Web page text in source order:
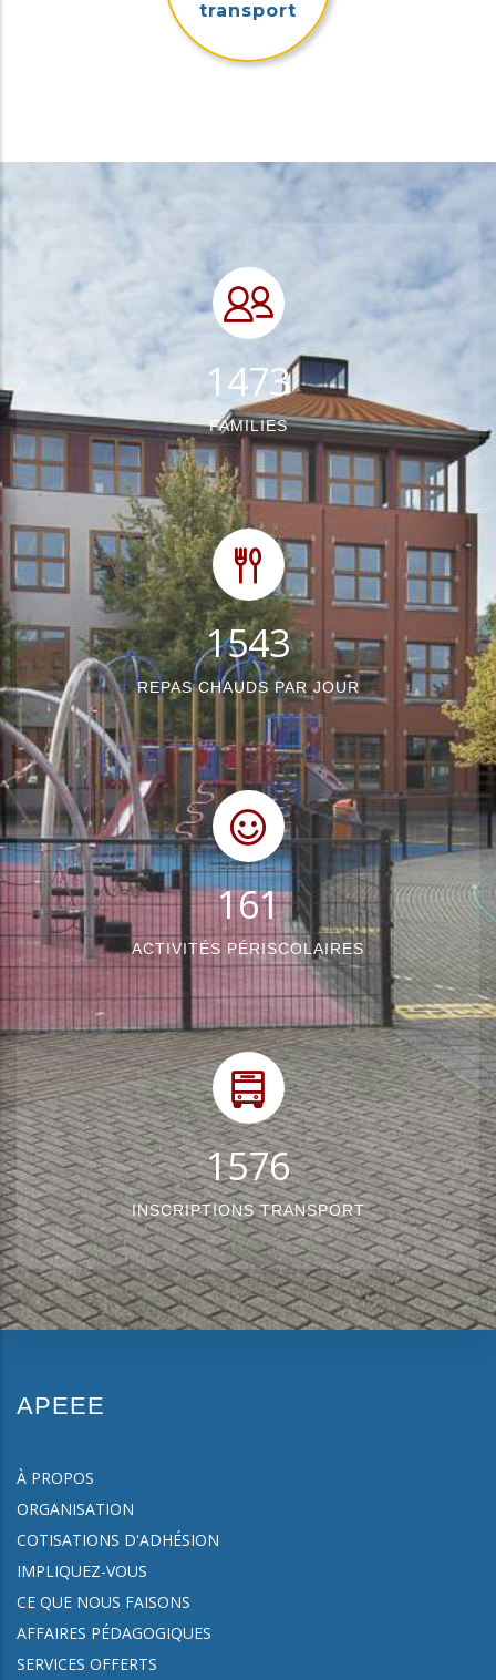
transport
1787
FAMILIES
1872
REPAS CHAUDS PAR JOUR
196
ACTIVITÉS PÉRISCOLAIRES
1934
INSCRIPTIONS TRANSPORT
APEEE
À PROPOS
ORGANISATION
COTISATIONS D'ADHÉSION
IMPLIQUEZ-VOUS
CE QUE NOUS FAISONS
AFFAIRES PÉDAGOGIQUES
SERVICES OFFERTS